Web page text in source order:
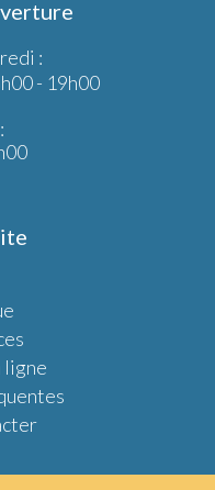
:
- 19h00
ligne